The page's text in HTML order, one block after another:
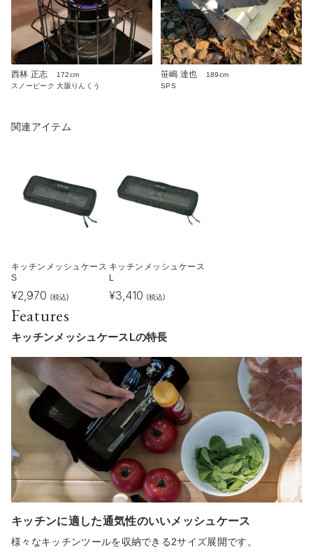
西林 正志
172cm
スノーピーク 大阪りんくう
笹嶋 達也
189cm
SPS
関連アイテム
キッチンメッシュケース
S
¥2,970 (税込)
キッチンメッシュケース
L
¥3,410 (税込)
Features
キッチンメッシュケースLの特長
キッチンに適した通気性のいいメッシュケース
様々なキッチンツールを収納できる2サイズ展開です。